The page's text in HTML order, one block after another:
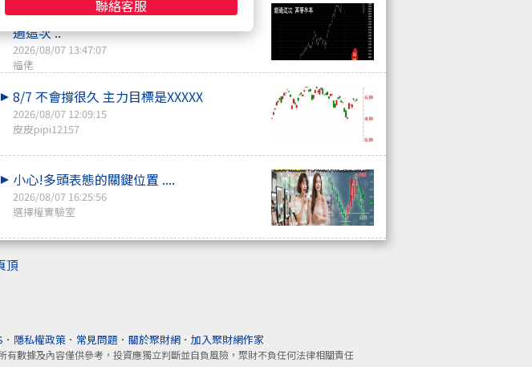
8/10 即將進入限定時間的第2個機會點 ..錯
過這次 ..
2026/08/07 13:47:07
福佬
8/7 不會撐很久 主力目標是XXXXX
2026/08/07 12:09:15
皮皮pipi12157
小心!多頭表態的關鍵位置 ....
2026/08/07 16:25:56
選擇權實驗室
頂
． 隱私權政策． 常見問題 ． 關於聚財網． 加入聚財網作家
數據及內容僅供參考，投資應獨立判斷並自負風險，聚財不負任何法律相關責任
聯絡客服